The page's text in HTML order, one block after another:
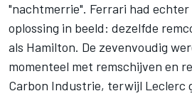
"nachtmerrie". Ferrari had echter
oplossing in beeld: dezelfde
als Hamilton. De zevenvoudig
momenteel met remschijven en
Carbon Industrie, terwijl Leclerc